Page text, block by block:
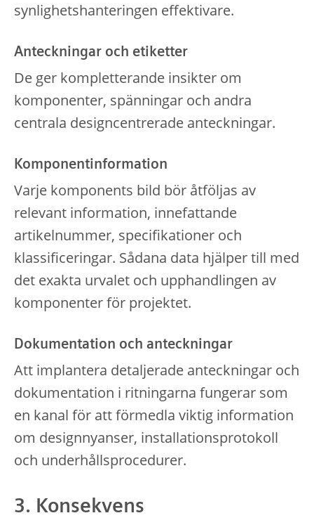
synlighetshanteringen effektivare.
Anteckningar och etiketter
De ger kompletterande insikter om
komponenter, spänningar och andra
centrala designcentrerade anteckningar.
Komponentinformation
Varje komponents bild bör åtföljas av
relevant information, innefattande
artikelnummer, specifikationer och
klassificeringar. Sådana data hjälper till med
det exakta urvalet och upphandlingen av
komponenter för projektet.
Dokumentation och anteckningar
Att implantera detaljerade anteckningar och
dokumentation i ritningarna fungerar som
en kanal för att förmedla viktig information
om designnyanser, installationsprotokoll
och underhållsprocedurer.
3. Konsekvens